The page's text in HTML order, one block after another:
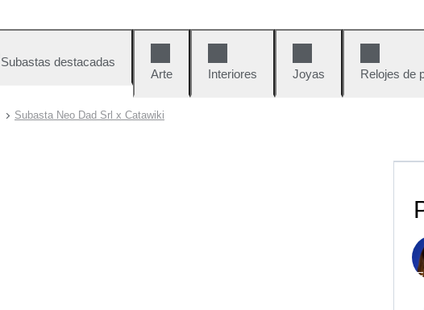
Subastas destacadas
Arte
Interiores Joyas Relojes de
Subasta Neo Dad Srl x Catawiki